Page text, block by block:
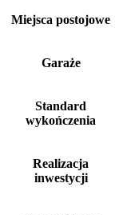
Miejsca postojowe
Garaże
Standard
wykończenia
Realizacja
inwestycji